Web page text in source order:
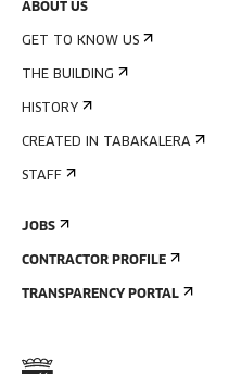
ABOUT US
GET TO KNOW US
THE BUILDING
HISTORY
CREATED IN TABAKALERA
STAFF
JOBS
CONTRACTOR PROFILE
TRANSPARENCY PORTAL